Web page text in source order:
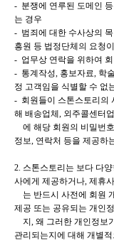
- 분쟁에 연루된 도메인
는 경우
- 범죄에 대한 수사상의
흥원 등 법정단체의 요청
- 업무상 연락을 위하여
- 통계작성, 홍보자료, 학
정 고객임을 식별할 수 없
- 회원들이 스톤스토리의
해 배송업체, 외주콜센터
에 해당 회원의 비밀번
정보, 연락처 등을 제공하
2. 스톤스토리는 보다 다
사에게 제공하거나, 제휴
는 반드시 사전에 회원
제공 또는 공유되는 개인
지, 왜 그러한 개인정보
관리되는지에 대해 개별